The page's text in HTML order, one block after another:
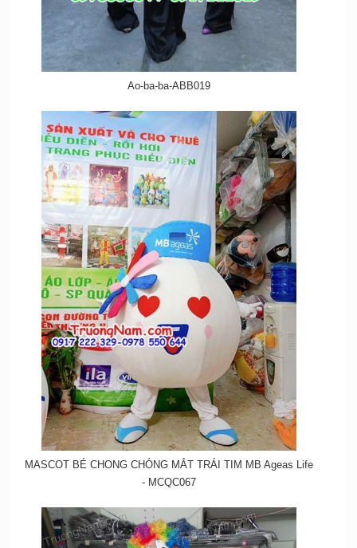
Ao-ba-ba-ABB019
MASCOT BÉ CHONG CHÓNG MẮT TRÁI TIM MB Ageas Life
- MCQC067